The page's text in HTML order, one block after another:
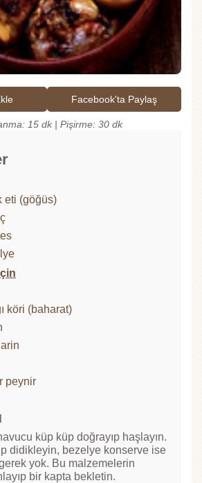
Facebook'ta Paylaş
15 dk | Pişirme: 30 dk
eti (göğüs)
köri (baharat)
peynir
küp küp doğrayıp haşlayın.
didikleyin, bezelye konserve ise
yok. Bu malzemelerin
bir kapta bekletin.